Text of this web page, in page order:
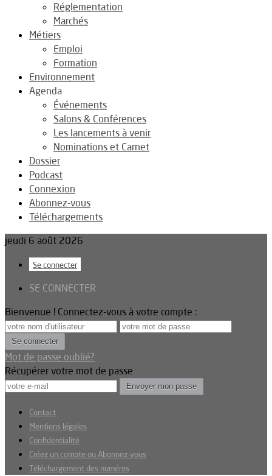
Réglementation
Marchés
Métiers
Emploi
Formation
Environnement
Agenda
Événements
Salons & Conférences
Les lancements à venir
Nominations et Carnet
Dossier
Podcast
Connexion
Abonnez-vous
Téléchargements
jeudi 6 août 2026
Se connecter
SE CONNECTER
Bienvenue ! Connectez-vous à votre compte :
Mot de passe oublié?
Récupérer votre mot de passe
Contact
Mentions légales
Confidentialité
Créez un compte ou Abonnez-vous
Téléchargement des numéros